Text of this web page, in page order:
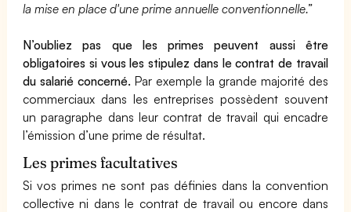
la mise en place d'une prime annuelle conventionnelle.”
N’oubliez pas que les primes peuvent aussi être
obligatoires si vous les stipulez dans le contrat de travail
du salarié concerné. Par exemple la grande majorité des
commerciaux dans les entreprises possèdent souvent
un paragraphe dans leur contrat de travail qui encadre
l’émission d’une prime de résultat.
Les primes facultatives
Si vos primes ne sont pas définies dans la convention
collective ni dans le contrat de travail ou encore dans